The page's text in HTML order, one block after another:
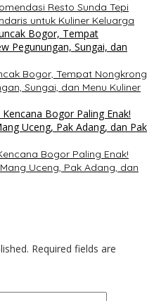
Resto Sunda Tepi
untuk Kuliner Keluarga
Bogor, Tempat Nongkrong
Sungai, dan Menu Kuliner
Bogor Paling Enak!
Uceng, Pak Adang, dan
Required fields are